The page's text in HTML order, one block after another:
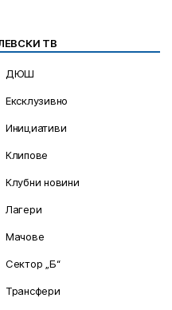
ТВ
ДЮШ
Ексклузивно
Инициативи
Клипове
Клубни новини
Лагери
Мачове
Сектор „Б“
Трансфери